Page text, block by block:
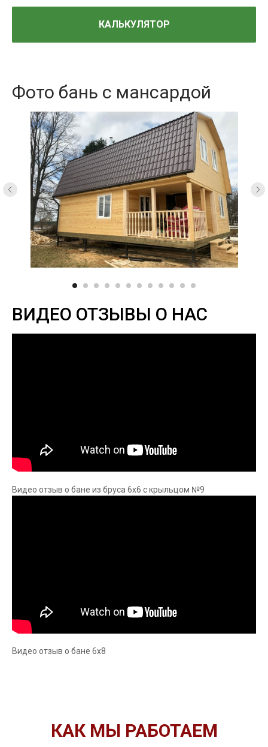
КАЛЬКУЛЯТОР
Фото бань с мансардой
ВИДЕО ОТЗЫВЫ О НАС
Видео отзыв о бане из бруса 6х6 с крыльцом №9
Видео отзыв о бане 6х8
КАК МЫ РАБОТАЕМ